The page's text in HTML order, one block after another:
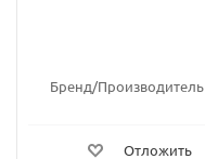
Бренд/Производитель
Отложить